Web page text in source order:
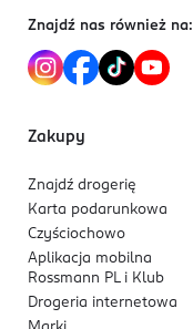
Znajdź nas również na:
Zakupy
Znajdź drogerię
Karta podarunkowa
Czyściochowo
Aplikacja mobilna
Rossmann PL i Klub
Drogeria internetowa